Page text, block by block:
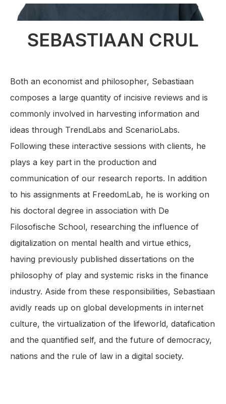
SEBASTIAAN CRUL
Both an economist and philosopher, Sebastiaan
composes a large quantity of incisive reviews and is
commonly involved in harvesting information and
ideas through TrendLabs and ScenarioLabs.
Following these interactive sessions with clients, he
plays a key part in the production and
communication of our research reports. In addition
to his assignments at FreedomLab, he is working on
his doctoral degree in association with De
Filosofische School, researching the influence of
digitalization on mental health and virtue ethics,
having previously published dissertations on the
philosophy of play and systemic risks in the finance
industry. Aside from these responsibilities, Sebastiaan
avidly reads up on global developments in internet
culture, the virtualization of the lifeworld, datafication
and the quantified self, and the future of democracy,
nations and the rule of law in a digital society.